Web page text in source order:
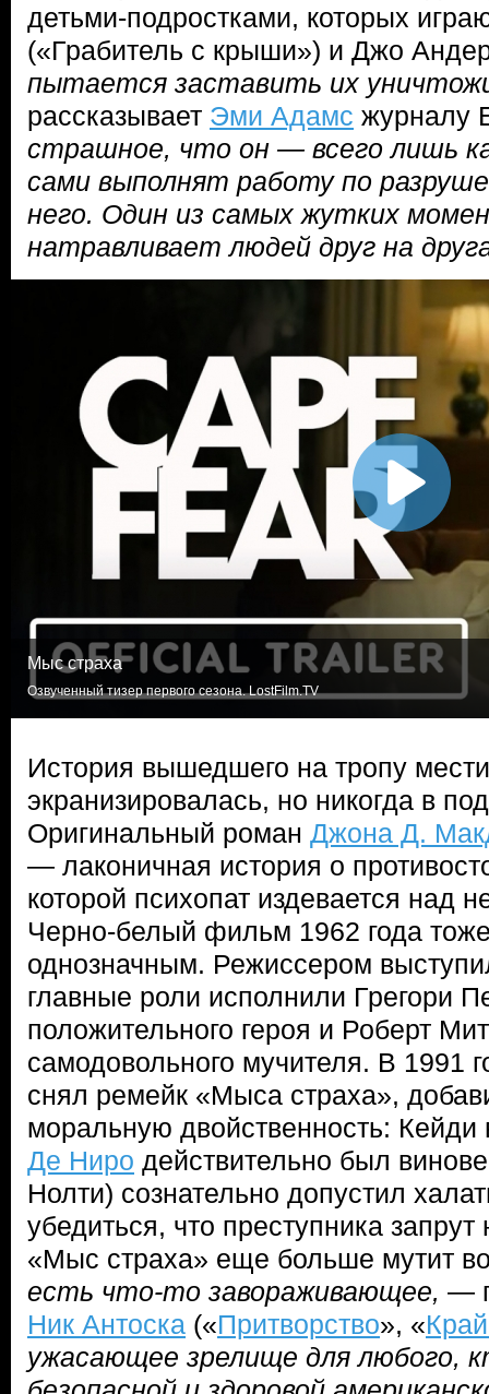
детьми-подростками, которых
(«Грабитель с крыши») и Джо
пытается заставить их
рассказывает Эми Адамс журналу
страшное, что он — всего лишь
сами выполнят работу по
него. Один из самых жутких
натравливает людей друг на
Мыс страха
Озвученный тизер первого сезона. LostFilm.TV
История вышедшего на тропу
экранизировалась, но никогда в
Оригинальный роман Джона Д.
— лаконичная история о
которой психопат издевается над
Черно-белый фильм 1962 года
однозначным. Режиссером
главные роли исполнили Грегори
положительного героя и Роберт
самодовольного мучителя. В 1991
снял ремейк «Мыса страха»,
моральную двойственность:
Де Ниро действительно был
Нолти) сознательно допустил
убедиться, что преступника
«Мыс страха» еще больше мутит
есть что-то завораживающее, —
Ник Антоска («Притворство», «
ужасающее зрелище для любого,